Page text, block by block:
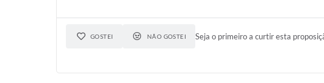
GOSTEI NÃO GOSTEI Seja o primeiro a curtir esta